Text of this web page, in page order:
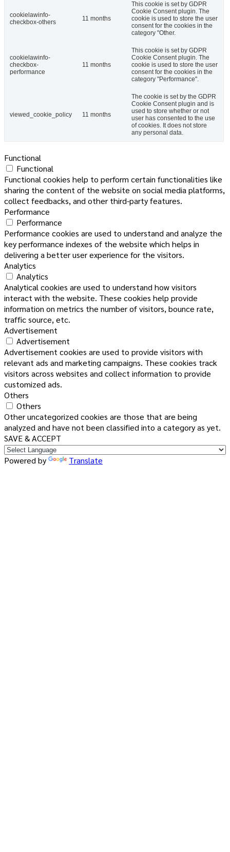
cookielawinfo-
checkbox-others
11 months
This cookie is set by GDPR
Cookie Consent plugin. The
cookie is used to store the user
consent for the cookies in the
category "Other.
cookielawinfo-
checkbox-
performance
11 months
This cookie is set by GDPR
Cookie Consent plugin. The
cookie is used to store the user
consent for the cookies in the
category "Performance".
viewed_cookie_policy 11 months
The cookie is set by the GDPR
Cookie Consent plugin and is
used to store whether or not
user has consented to the use
of cookies. It does not store
any personal data.
Functional
Functional
Functional cookies help to perform certain functionalities like
sharing the content of the website on social media platforms,
collect feedbacks, and other third-party features.
Performance
Performance
Performance cookies are used to understand and analyze the
key performance indexes of the website which helps in
delivering a better user experience for the visitors.
Analytics
Analytics
Analytical cookies are used to understand how visitors
interact with the website. These cookies help provide
information on metrics the number of visitors, bounce rate,
traffic source, etc.
Advertisement
Advertisement
Advertisement cookies are used to provide visitors with
relevant ads and marketing campaigns. These cookies track
visitors across websites and collect information to provide
customized ads.
Others
Others
Other uncategorized cookies are those that are being
analyzed and have not been classified into a category as yet.
SAVE & ACCEPT
Powered by Translate